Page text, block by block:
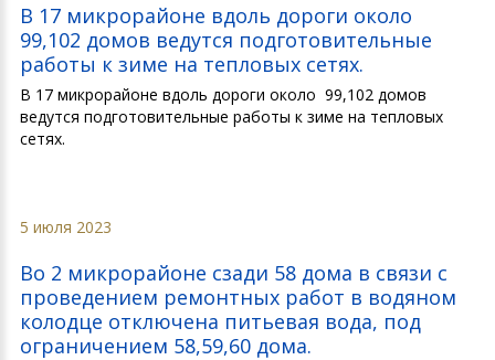
В 17 микрорайоне вдоль дороги около
99,102 домов ведутся подготовительные
работы к зиме на тепловых сетях.
В 17 микрорайоне вдоль дороги около 99,102 домов
ведутся подготовительные работы к зиме на тепловых
сетях.
5 июля 2023
Во 2 микрорайоне сзади 58 дома в связи с
проведением ремонтных работ в водяном
колодце отключена питьевая вода, под
ограничением 58,59,60 дома.